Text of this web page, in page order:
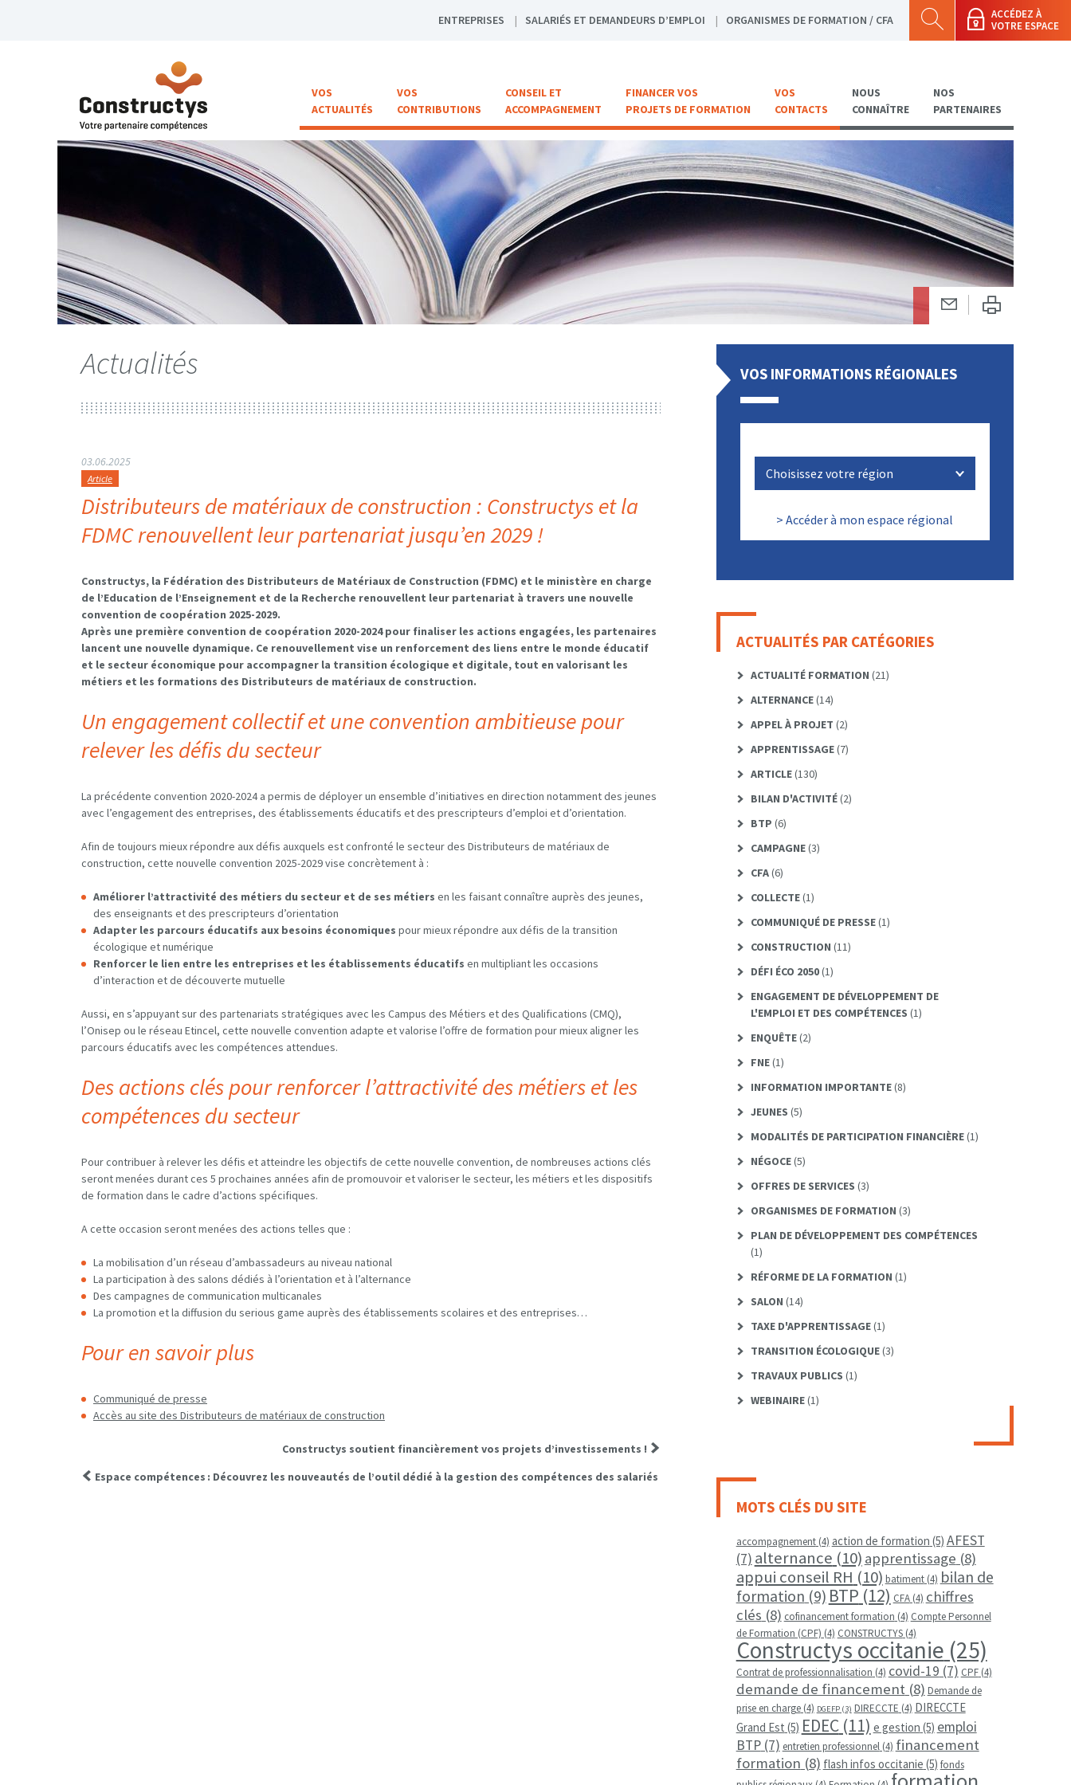
ACCÉDEZ À
VOTRE ESPACE
ENTREPRISES SALARIÉS ET DEMANDEURS D’EMPLOI ORGANISMES DE FORMATION / CFA
VOS
ACTUALITÉS
VOS
CONTRIBUTIONS
CONSEIL ET
ACCOMPAGNEMENT
FINANCER VOS
PROJETS DE FORMATION
VOS
CONTACTS
NOUS
CONNAÎTRE
NOS
PARTENAIRES
Actualités
03.06.2025
Article
Distributeurs de matériaux de construction : Constructys et la
FDMC renouvellent leur partenariat jusqu’en 2029 !
Constructys, la Fédération des Distributeurs de Matériaux de Construction (FDMC) et le ministère en charge
de l’Education de l’Enseignement et de la Recherche renouvellent leur partenariat à travers une nouvelle
convention de coopération 2025-2029.
Après une première convention de coopération 2020-2024 pour finaliser les actions engagées, les partenaires
lancent une nouvelle dynamique. Ce renouvellement vise un renforcement des liens entre le monde éducatif
et le secteur économique pour accompagner la transition écologique et digitale, tout en valorisant les
métiers et les formations des Distributeurs de matériaux de construction.
Un engagement collectif et une convention ambitieuse pour
relever les défis du secteur
La précédente convention 2020-2024 a permis de déployer un ensemble d’initiatives en direction notamment des jeunes
avec l’engagement des entreprises, des établissements éducatifs et des prescripteurs d’emploi et d’orientation.
Afin de toujours mieux répondre aux défis auxquels est confronté le secteur des Distributeurs de matériaux de
construction, cette nouvelle convention 2025-2029 vise concrètement à :
Améliorer l’attractivité des métiers du secteur et de ses métiers en les faisant connaître auprès des jeunes,
des enseignants et des prescripteurs d’orientation
Adapter les parcours éducatifs aux besoins économiques pour mieux répondre aux défis de la transition
écologique et numérique
Renforcer le lien entre les entreprises et les établissements éducatifs en multipliant les occasions
d’interaction et de découverte mutuelle
Aussi, en s’appuyant sur des partenariats stratégiques avec les Campus des Métiers et des Qualifications (CMQ),
l’Onisep ou le réseau Etincel, cette nouvelle convention adapte et valorise l’offre de formation pour mieux aligner les
parcours éducatifs avec les compétences attendues.
Des actions clés pour renforcer l’attractivité des métiers et les
compétences du secteur
Pour contribuer à relever les défis et atteindre les objectifs de cette nouvelle convention, de nombreuses actions clés
seront menées durant ces 5 prochaines années afin de promouvoir et valoriser le secteur, les métiers et les dispositifs
de formation dans le cadre d’actions spécifiques.
A cette occasion seront menées des actions telles que :
La mobilisation d’un réseau d’ambassadeurs au niveau national
La participation à des salons dédiés à l’orientation et à l’alternance
Des campagnes de communication multicanales
La promotion et la diffusion du serious game auprès des établissements scolaires et des entreprises…
Pour en savoir plus
Communiqué de presse
Accès au site des Distributeurs de matériaux de construction
Constructys soutient financièrement vos projets d’investissements !
Espace compétences : Découvrez les nouveautés de l’outil dédié à la gestion des compétences des salariés
VOS INFORMATIONS RÉGIONALES
> Accéder à mon espace régional
ACTUALITÉS PAR CATÉGORIES
ACTUALITÉ FORMATION (21)
ALTERNANCE(14)
APPEL À PROJET (2)
APPRENTISSAGE(7)
ARTICLE(130)
BILAN D'ACTIVITÉ(2)
BTP (6)
CAMPAGNE(3)
CFA(6)
COLLECTE(1)
COMMUNIQUÉ DE PRESSE(1)
CONSTRUCTION (11)
DÉFI ÉCO 2050(1)
ENGAGEMENT DE DÉVELOPPEMENT DE
L'EMPLOI ET DES COMPÉTENCES (1)
ENQUÊTE(2)
FNE(1)
INFORMATION IMPORTANTE(8)
JEUNES (5)
MODALITÉS DE PARTICIPATION FINANCIÈRE(1)
NÉGOCE(5)
OFFRES DE SERVICES (3)
ORGANISMES DE FORMATION (3)
PLAN DE DÉVELOPPEMENT DES COMPÉTENCES
(1)
RÉFORME DE LA FORMATION (1)
SALON (14)
TAXE D'APPRENTISSAGE(1)
TRANSITION ÉCOLOGIQUE(3)
TRAVAUX PUBLICS (1)
WEBINAIRE(1)
MOTS CLÉS DU SITE
accompagnement(4) action de formation (5) AFEST
(7) alternance (10) apprentissage (8)
appui conseil RH (10) batiment(4) bilan de
formation (9) BTP (12) CFA(4) chiffres
clés (8) cofinancement formation (4) Compte Personnel
de Formation (CPF) (4) CONSTRUCTYS(4)
Constructys occitanie (25)
Contrat de professionnalisation (4) covid-19 (7) CPF(4)
demande de financement(8) Demande de
prise en charge(4) DGEFP(3) DIRECCTE (4) DIRECCTE
Grand Est (5) EDEC(11) e gestion (5) emploi
BTP(7) entretien professionnel(4) financement
formation (8) flash infos occitanie (5) fonds